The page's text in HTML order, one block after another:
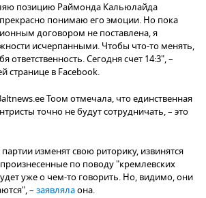
позицию Раймонда Кальюлайда
понимаю его эмоции. Но пока
договором не поставлена, я
исчерпанными. Чтобы что-то менять,
ответственность. Сегодня счет 14:3", –
странице в Facebook.
Тоом отмечала, что единственная
точно не будут сотрудничать, – это
изменят свою риторику, извинятся
по поводу "кремлевских
уже о чем-то говорить. Но, видимо, они
– заявлялаона.